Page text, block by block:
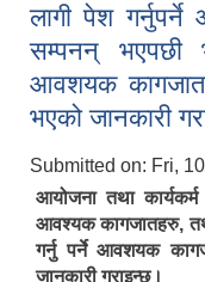
लागी पेश
सम्पनन् भएपछी
आवशयक
भएको जानकारी
Submitted on: Fri,
आयोजना तथा
आवश्यक कागजातहरु,
गर्नु पर्ने आवशयक
जानकारी गराइन्छ।